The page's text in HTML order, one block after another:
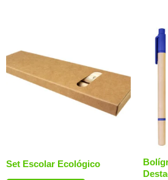
Set Escolar Ecológico